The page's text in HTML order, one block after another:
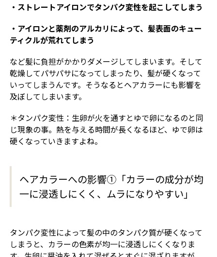
・ストレートアイロンでタンパク変性を起こしてしまう
・アイロンと薬剤のアルカリによって、髪表面のキュー
ティクルが荒れてしまう
など髪に負担がかかりダメージしてしまいます。そして
乾燥してパサパサになってしまったり、髪が硬くなって
いってしまうんです。そうなるとヘアカラーにも影響を
及ぼしてしまいます。
＊タンパク変性：生卵が火を通すとゆで卵になるのと同
じ現象の事。熱を与える時間が長くなるほど、ゆで卵は
硬くなっていきますよね。
ヘアカラーへの影響①「カラーの成分が均
一に浸透しにくく、ムラになりやすい」
タンパク変性によって髪の中のタンパク質が硬くなって
しまうと、カラーの色素が均一に浸透しにくくなりま